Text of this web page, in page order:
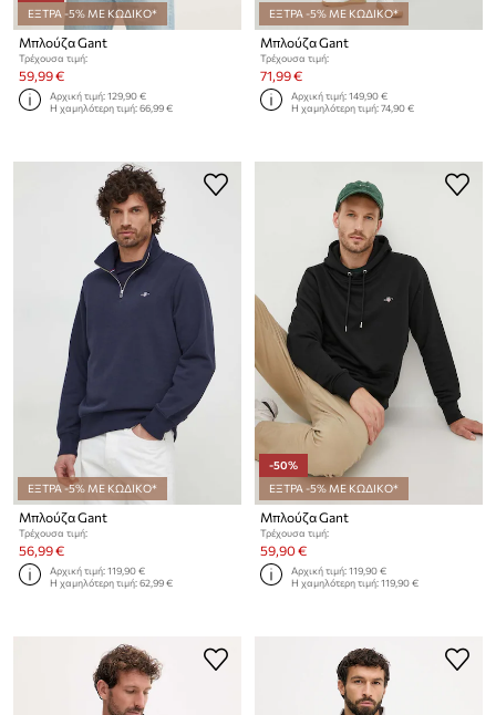
ΕΞΤΡΑ -5% ΜΕ ΚΩΔΙΚΟ*
Μπλούζα Gant
Τρέχουσα τιμή:
59,99 €
Αρχική τιμή:129,90 €
Η χαμηλότερη τιμή:66,99 €
ΕΞΤΡΑ -5% ΜΕ ΚΩΔΙΚΟ*
Μπλούζα Gant
Τρέχουσα τιμή:
71,99 €
Αρχική τιμή:149,90 €
Η χαμηλότερη τιμή:74,90 €
ΕΞΤΡΑ -5% ΜΕ ΚΩΔΙΚΟ*
Μπλούζα Gant
Τρέχουσα τιμή:
56,99 €
Αρχική τιμή:119,90 €
Η χαμηλότερη τιμή:62,99 €
-50%
ΕΞΤΡΑ -5% ΜΕ ΚΩΔΙΚΟ*
Μπλούζα Gant
Τρέχουσα τιμή:
59,90 €
Αρχική τιμή:119,90 €
Η χαμηλότερη τιμή:119,90 €